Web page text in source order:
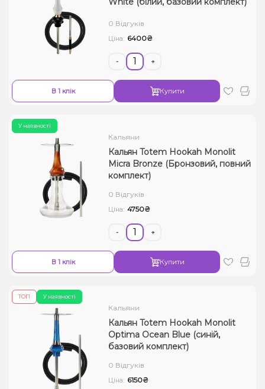
0 Відгуків
Ціна: 6400₴
- +
В 1 клік Купити
У наявності
Кальяни
Кальян Totem Hookah Monolit
Micra Bronze (Бронзовий, повний
комплект)
0 Відгуків
Ціна: 4750₴
- +
В 1 клік Купити
У наявності
ТОП
Кальяни
Кальян Totem Hookah Monolit
Optima Ocean Blue (синій,
базовий комплект)
0 Відгуків
Ціна: 6150₴